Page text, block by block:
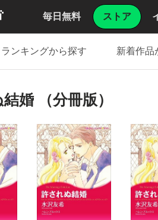
毎日無料 ストア
ランキングから探す 新着作品
婚 （分冊版）